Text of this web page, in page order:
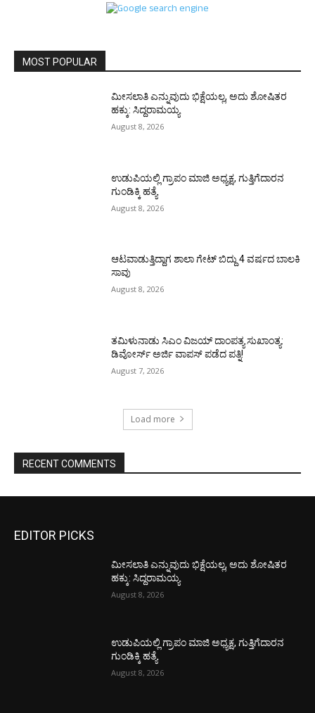
MOST POPULAR
ಮೀಸಲಾತಿ ಎನ್ನುವುದು ಭಿಕ್ಷೆಯಲ್ಲ, ಅದು ಶೋಷಿತರ
ಹಕ್ಕು: ಸಿದ್ದರಾಮಯ್ಯ
August 8, 2026
ಉಡುಪಿಯಲ್ಲಿ ಗ್ರಾಪಂ ಮಾಜಿ ಅಧ್ಯಕ್ಷ, ಗುತ್ತಿಗೆದಾರನ
ಗುಂಡಿಕ್ಕಿ ಹತ್ಯೆ
August 8, 2026
ಆಟವಾಡುತ್ತಿದ್ದಾಗ ಶಾಲಾ ಗೇಟ್‌ ಬಿದ್ದು 4 ವರ್ಷದ ಬಾಲಕಿ
ಸಾವು
August 8, 2026
ತಮಿಳುನಾಡು ಸಿಎಂ ವಿಜಯ್‌ ದಾಂಪತ್ಯ ಸುಖಾಂತ್ಯ:
ಡಿವೋರ್ಸ್‌ ಅರ್ಜಿ ವಾಪಸ್‌ ಪಡೆದ ಪತ್ನಿ!
August 7, 2026
Load more
RECENT COMMENTS
EDITOR PICKS
ಮೀಸಲಾತಿ ಎನ್ನುವುದು ಭಿಕ್ಷೆಯಲ್ಲ, ಅದು ಶೋಷಿತರ
ಹಕ್ಕು: ಸಿದ್ದರಾಮಯ್ಯ
August 8, 2026
ಉಡುಪಿಯಲ್ಲಿ ಗ್ರಾಪಂ ಮಾಜಿ ಅಧ್ಯಕ್ಷ, ಗುತ್ತಿಗೆದಾರನ
ಗುಂಡಿಕ್ಕಿ ಹತ್ಯೆ
August 8, 2026